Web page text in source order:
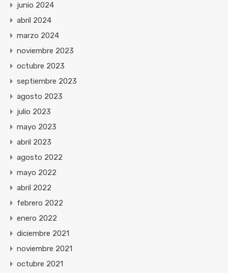
junio 2024
abril 2024
marzo 2024
noviembre 2023
octubre 2023
septiembre 2023
agosto 2023
julio 2023
mayo 2023
abril 2023
agosto 2022
mayo 2022
abril 2022
febrero 2022
enero 2022
diciembre 2021
noviembre 2021
octubre 2021